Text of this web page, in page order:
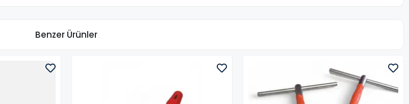
Benzer Ürünler